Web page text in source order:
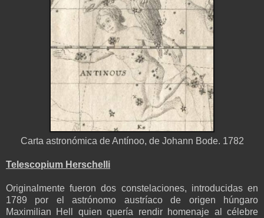
Carta astronómica de Antínoo, de Johann Bode. 1782
Telescopium Herschelli
Originalmente fueron dos constelaciones, introducidas en
1789 por el astrónomo austríaco de origen húngaro
Maximilian Hell quien quería rendir homenaje al célebre